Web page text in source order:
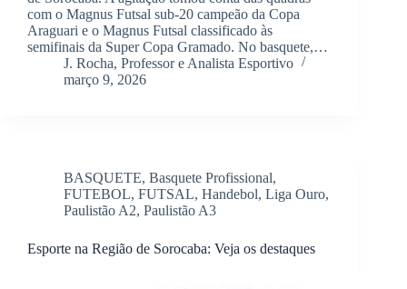
com o Magnus Futsal sub-20 campeão da Copa
Araguari e o Magnus Futsal classificado às
semifinais da Super Copa Gramado. No basquete,…
J. Rocha, Professor e Analista Esportivo
março 9, 2026
BASQUETE, Basquete Profissional,
FUTEBOL, FUTSAL, Handebol, Liga Ouro,
Paulistão A2, Paulistão A3
Esporte na Região de Sorocaba: Veja os destaques